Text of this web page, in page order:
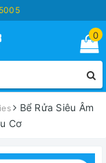
0
Bể Rửa Siêu Âm
Cơ